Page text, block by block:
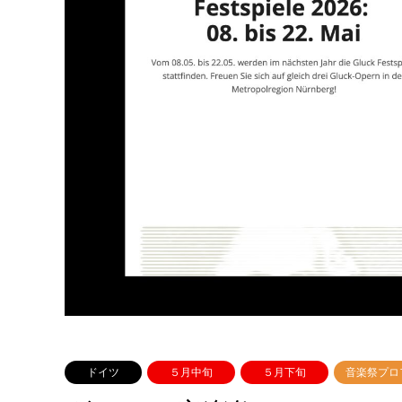
ドイツ ５月中旬 ５月下旬 音楽祭プロ